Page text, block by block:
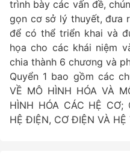
trình bày các vấn đề,
gọn cơ sở lý thuyết, đưa
để có thể triển khai và
họa cho các khái niệm
chia thành 6 chương và
Quyển 1 bao gồm các
VỀ MÔ HÌNH HÓA VÀ
HÌNH HÓA CÁC HỆ CƠ;
HỆ ĐIỆN, CƠ ĐIỆN VÀ